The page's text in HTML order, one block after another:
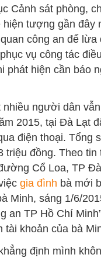
Cảnh sát phòng,
hiện tượng gần đây
công an để lừa
vụ công tác
phát hiện cần báo
nhiều người dân
2015, tại Đà Lạt
điện thoại. Tổng
triệu đồng. Theo
Cổ Loa, TP
gia đình bà mới
Minh, sáng 1/6/
an TP Hồ Chí
tài khoản của bà
định mình